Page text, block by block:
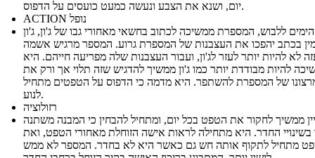
יום, ושנא את הצבע ונעשה כמעט כועסים על הדפוס.
ACTION נופל
ללבוש, המספרת ממשיכה לכתוב בחשאי מאחורי גבו של ג'ון, ג'ון
בכתב יהפכו את העצבנות של המספרת גרוע. המספר מרגיש אשמה
לא להיות יותר לעזר לג'ון, ועבור העצבנות שלה מפריעה חייהם. היא
להיות מבודדת יותר כמו ג'ון ממשיך להדגיש שזה תלוי אך ורק את
של המספרת להשתפר. היא מדמה כי הדפוס על הטפטים מתחיל
לנוע.
רזולוציה
ממשיך לחקור את הטפט בכל יום, ומתחיל להבחין כי המבנה משתנה
בשינויי החדר. היא מתחילה לראות אישה הזוחלת מאחורי הטפט, ואת
מתחיל לתקוף אותה חש גם כאשר היא לא בחדר. המספר לא ממש